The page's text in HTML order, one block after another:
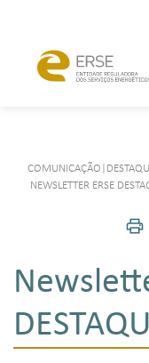
COMUNICAÇÃO
NEWSLETTER ERSE